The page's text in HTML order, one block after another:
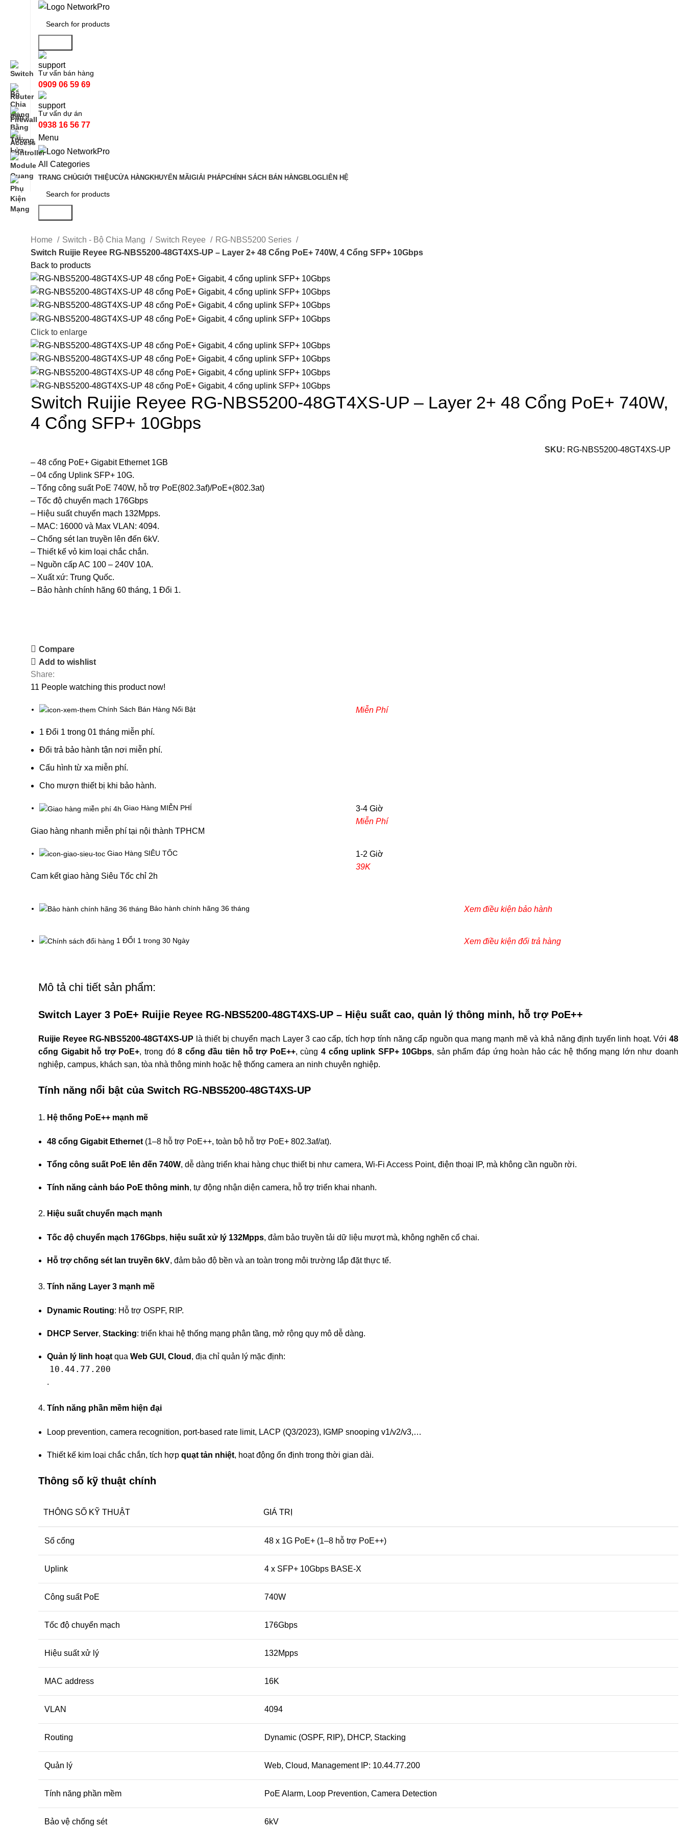
Tư vấn bán hàng
0909 06 59 69
Tư vấn dự án
0938 16 56 77
Menu
All Categories
TRANG CHỦGIỚI THIỆUCỬA HÀNGKHUYẾN MÃIGIẢI PHÁPCHÍNH SÁCH BÁN HÀNGBLOGLIÊN HỆ
Home Switch - Bộ Chia Mạng Switch Reyee
RG-NBS5200 Series
Switch Ruijie Reyee RG-NBS5200-48GT4XS-UP – Layer 2+ 48 Cổng PoE+ 740W, 4 Cổng SFP+ 10Gbps
Back to products
Click to enlarge
Switch Ruijie Reyee RG-NBS5200-48GT4XS-UP – Layer 2+ 48 Cổng PoE+ 740W,
4 Cổng SFP+ 10Gbps
SKU: RG-NBS5200-48GT4XS-UP
– 48 cổng PoE+ Gigabit Ethernet 1GB
– 04 cổng Uplink SFP+ 10G.
– Tổng công suất PoE 740W, hỗ trợ PoE(802.3af)/PoE+(802.3at)
– Tốc độ chuyển mạch 176Gbps
– Hiệu suất chuyển mạch 132Mpps.
– MAC: 16000 và Max VLAN: 4094.
– Chống sét lan truyền lên đến 6kV.
– Thiết kế vỏ kim loại chắc chắn.
– Nguồn cấp AC 100 – 240V 10A.
– Xuất xứ: Trung Quốc.
– Bảo hành chính hãng 60 tháng, 1 Đổi 1.
Compare
Add to wishlist
Share:
11 People watching this product now!
Chính Sách Bán Hàng Nổi Bật
1 Đổi 1 trong 01 tháng miễn phí.
Đổi trả bảo hành tận nơi miễn phí.
Cấu hình từ xa miễn phí.
Cho mượn thiết bị khi bảo hành.
Miễn Phí
Giao Hàng MIỄN PHÍ
Giao hàng nhanh miễn phí tại nội thành TPHCM
3-4 Giờ
Miễn Phí
Giao Hàng SIÊU TỐC
Cam kết giao hàng Siêu Tốc chỉ 2h
1-2 Giờ
39K
Bảo hành chính hãng 36 tháng Xem điều kiện bảo hành
1 ĐỔI 1 trong 30 Ngày Xem điều kiện đổi trả hàng
Mô tả chi tiết sản phẩm:
Switch Layer 3 PoE+ Ruijie Reyee RG-NBS5200-48GT4XS-UP – Hiệu suất cao, quản lý thông minh, hỗ trợ PoE++
Ruijie Reyee RG-NBS5200-48GT4XS-UP là thiết bị chuyển mạch Layer 3 cao cấp, tích hợp tính năng cấp nguồn qua mạng mạnh mẽ và khả năng định tuyến linh hoạt. Với48
cổng Gigabit hỗ trợ PoE+, trong đó8 cổng đầu tiên hỗ trợ PoE++, cùng 4 cổng uplink SFP+ 10Gbps, sản phẩm đáp ứng hoàn hảo các hệ thống mạng lớn như doanh
nghiệp, campus, khách sạn, tòa nhà thông minh hoặc hệ thống camera an ninh chuyên nghiệp.
Tính năng nổi bật của Switch RG-NBS5200-48GT4XS-UP
1. Hệ thống PoE++ mạnh mẽ
48 cổng Gigabit Ethernet(1–8 hỗ trợ PoE++, toàn bộ hỗ trợ PoE+ 802.3af/at).
Tổng công suất PoE lên đến 740W, dễ dàng triển khai hàng chục thiết bị như camera, Wi-Fi Access Point, điện thoại IP, mà không cần nguồn rời.
Tính năng cảnh báo PoE thông minh, tự động nhận diện camera, hỗ trợ triển khai nhanh.
2. Hiệu suất chuyển mạch mạnh
Tốc độ chuyển mạch 176Gbps, hiệu suất xử lý 132Mpps, đảm bảo truyền tải dữ liệu mượt mà, không nghẽn cổ chai.
Hỗ trợ chống sét lan truyền 6kV, đảm bảo độ bền và an toàn trong môi trường lắp đặt thực tế.
3. Tính năng Layer 3 mạnh mẽ
Dynamic Routing: Hỗ trợ OSPF, RIP.
DHCP Server, Stacking: triển khai hệ thống mạng phân tầng, mở rộng quy mô dễ dàng.
Quản lý linh hoạtqua Web GUI, Cloud , địa chỉ quản lý mặc định:
10.44.77.200
.
4. Tính năng phần mềm hiện đại
Loop prevention, camera recognition, port-based rate limit, LACP (Q3/2023), IGMP snooping v1/v2/v3,…
Thiết kế kim loại chắc chắn, tích hợp quạt tản nhiệt, hoạt động ổn định trong thời gian dài.
Thông số kỹ thuật chính
THÔNG SỐ KỸ THUẬT GIÁ TRỊ
Số cổng 48 x 1G PoE+ (1–8 hỗ trợ PoE++)
Uplink 4 x SFP+ 10Gbps BASE-X
Công suất PoE 740W
Tốc độ chuyển mạch 176Gbps
Hiệu suất xử lý 132Mpps
MAC address 16K
VLAN 4094
Routing Dynamic (OSPF, RIP), DHCP, Stacking
Quản lý Web, Cloud, Management IP: 10.44.77.200
Tính năng phần mềm PoE Alarm, Loop Prevention, Camera Detection
Bảo vệ chống sét 6kV